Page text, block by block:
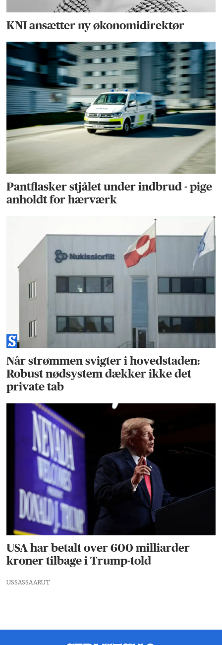
KNI ansætter ny økonomidirektør
Pantflasker stjålet under indbrud - pige
anholdt for hærværk
Når strømmen svigter i hovedstaden:
Robust nødsystem dækker ikke det
private tab
USA har betalt over 600 milliarder
kroner tilbage i Trump-told
USSASSAARUT